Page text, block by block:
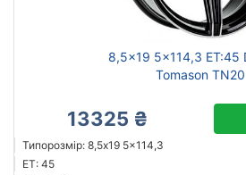
8,5x19 5x114,3 ET:45
Tomason TN20
13325 ₴
Типорозмір: 8,5x19 5x114,3
ET: 45